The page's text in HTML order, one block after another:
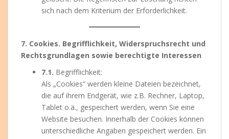
sich nach dem Kriterium der Erforderlichkeit.
7. Cookies. Begrifflichkeit, Widerspruchsrecht und
Rechtsgrundlagen sowie berechtigte Interessen
7.1. Begrifflichkeit:
Als „Cookies“ werden kleine Dateien bezeichnet,
die auf ihrem Endgerät, wie z.B. Rechner, Laptop,
Tablet o.ä., gespeichert werden, wenn Sie eine
Website besuchen. Innerhalb der Cookies können
unterschiedliche Angaben gespeichert werden. Ein